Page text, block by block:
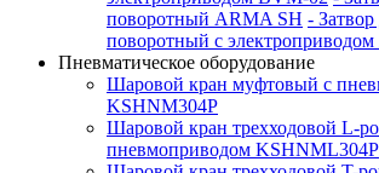
поворотный ARMA SH -
поворотный с
Пневматическое оборудование
Шаровой кран муфтовый с
KSHNM304P
Шаровой кран трехходовой L-
пневмоприводом KSHNML304P